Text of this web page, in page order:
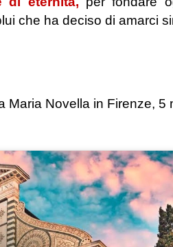
che ha deciso di amarci
Maria Novella in Firenze, 5